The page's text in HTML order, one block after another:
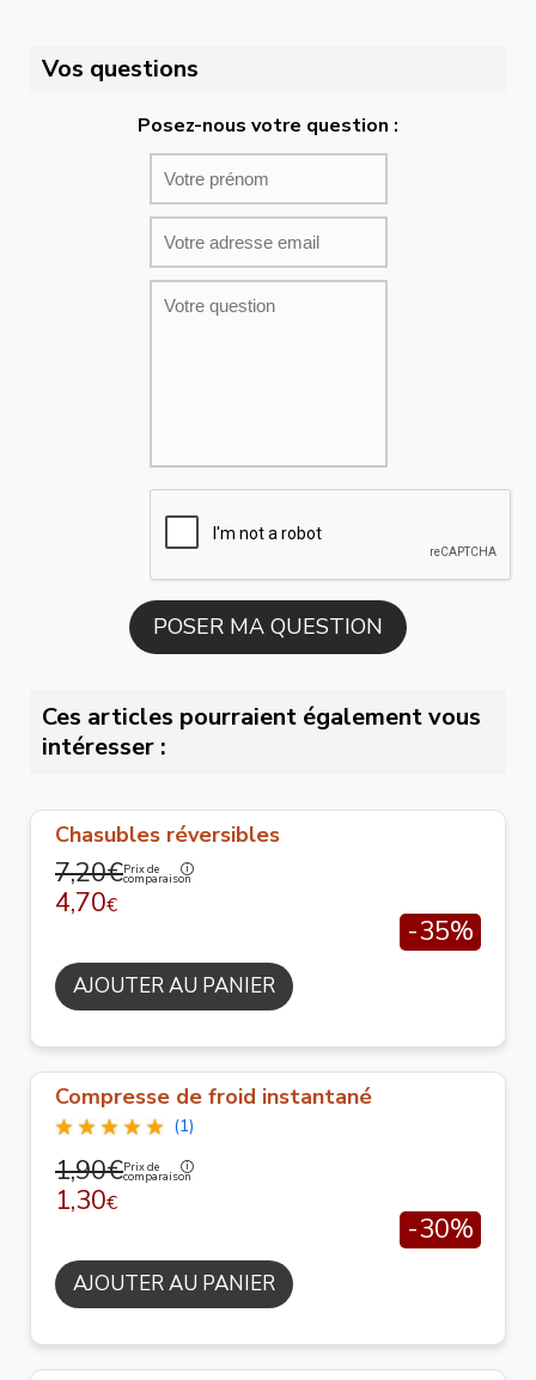
Vos questions
Posez-nous votre question :
Ces articles pourraient également vous
intéresser :
Chasubles réversibles
7,20€Prix de
comparaison
4,70€
-35%
AJOUTER AU PANIER
Compresse de froid instantané
(1)
1,90€Prix de
comparaison
1,30€
-30%
AJOUTER AU PANIER